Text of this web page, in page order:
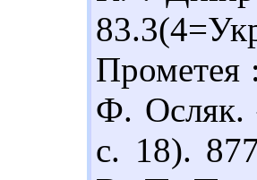
Прометея
Ф. Осляк.
с. 18).